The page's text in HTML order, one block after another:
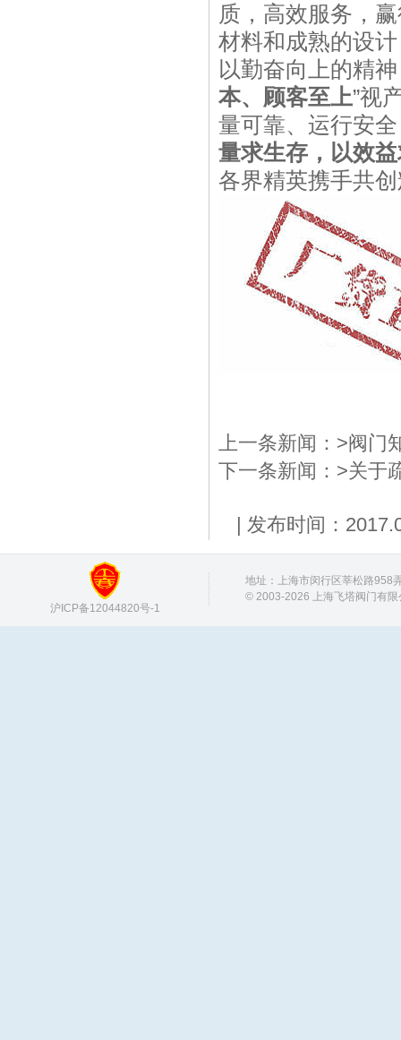
质，高效服务，
材料和成熟的设
以勤奋向上的精
本、顾客至上”视
量可靠、运行安
量求生存，以效
各界精英携手共
上一条新闻：>阀门
下一条新闻：>关于
| 发布时间：
沪ICP备12044820号-1
地址：上海市闵行区莘松路
© 2003-2026 上海飞塔阀门有